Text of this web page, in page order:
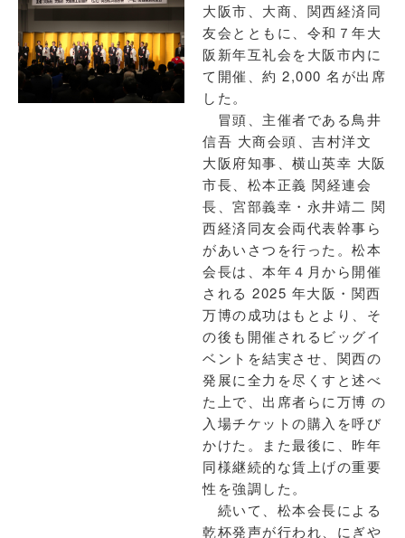
大阪市、大商、関西経済同
友会とともに、令和７年大
阪新年互礼会を大阪市内に
て開催、約 2,000 名が出席
した。
冒頭、主催者である鳥井
信吾 大商会頭、吉村洋文
大阪府知事、横山英幸 大阪
市長、松本正義 関経連会
長、宮部義幸・永井靖二 関
西経済同友会両代表幹事ら
があいさつを行った。松本
会長は、本年４月から開催
される 2025 年大阪・関西
万博の成功はもとより、そ
の後も開催されるビッグイ
ベントを結実させ、関西の
発展に全力を尽くすと述べ
た上で、出席者らに万博 の
入場チケットの購入を呼び
かけた。また最後に、昨年
同様継続的な賃上げの重要
性を強調した。
続いて、松本会長による
乾杯発声が行われ、にぎや